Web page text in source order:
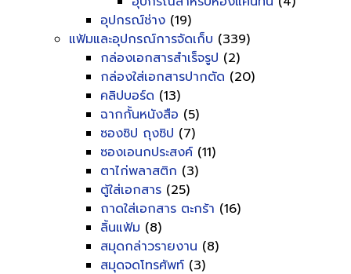
อุปกรณ์ช่าง (19)
แฟ้มและอุปกรณ์การจัดเก็บ (339)
กล่องเอกสารสำเร็จรูป (2)
กล่องใส่เอกสารปากตัด (20)
คลิปบอร์ด (13)
ฉากกั้นหนังสือ (5)
ซองซิป ถุงซิป (7)
ซองเอนกประสงค์ (11)
ตาไก่พลาสติก (3)
ตู้ใส่เอกสาร (25)
ถาดใส่เอกสาร ตะกร้า (16)
ลิ้นแฟ้ม (8)
สมุดกล่าวรายงาน (8)
สมุดจดโทรศัพท์ (3)